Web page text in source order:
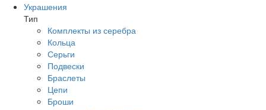
Украшения
Тип
Комплекты из серебра
Кольца
Серьги
Подвески
Браслеты
Цепи
Броши